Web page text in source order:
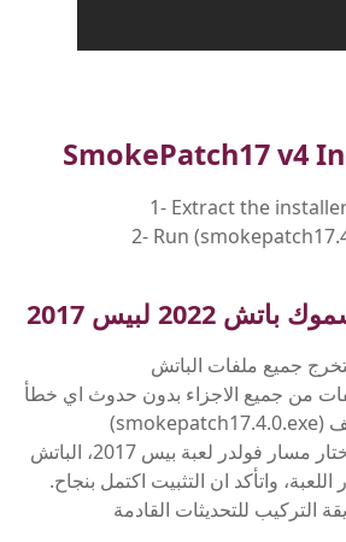
SmokePatch17 v4
1- Extract the
2- Run
لبيس 2017
من جميع الاجزاء بدون حدوث اي خطأ
شغل ملف التثبيت واختار مسار فولدر لعبة بيس 2017، الباتش
واتأكد ان التثبيت اكتمل بنجاح.
التركيب للتحديثات القادمة